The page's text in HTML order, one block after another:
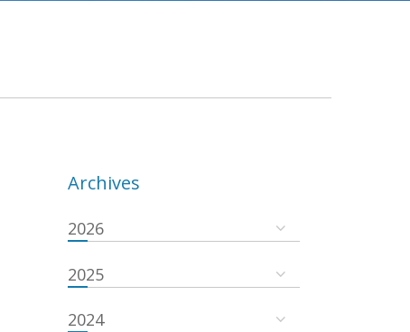
Archives
2026
2025
2024